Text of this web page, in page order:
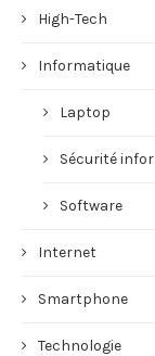
High-Tech
Informatique
Laptop
Sécurité
Software
Internet
Smartphone
Technologie